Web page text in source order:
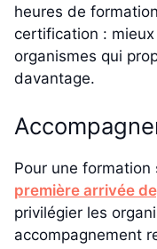
heures de
certification :
organismes qui
davantage.
Pour une
première arrivée
privilégier les
accompagnement